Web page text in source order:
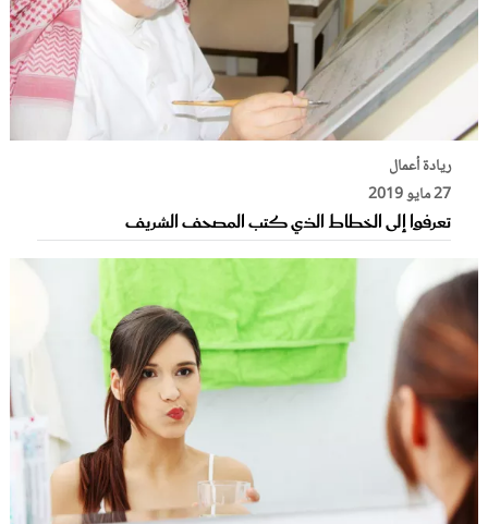
ريادة أعمال
27 مايو 2019
تعرفوا إلى الخطاط الذي كتب المصحف الشريف